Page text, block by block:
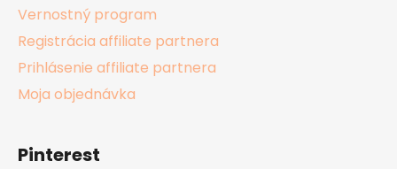
Vernostný program
Registrácia affiliate partnera
Prihlásenie affiliate partnera
Moja objednávka
Pinterest